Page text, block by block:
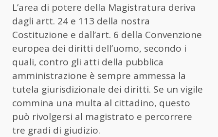
L’area di potere della Magistratura deriva
dagli artt. 24 e 113 della nostra
Costituzione e dall’art. 6 della Convenzione
europea dei diritti dell’uomo, secondo i
quali, contro gli atti della pubblica
amministrazione è sempre ammessa la
tutela giurisdizionale dei diritti. Se un vigile
commina una multa al cittadino, questo
può rivolgersi al magistrato e percorrere
tre gradi di giudizio.